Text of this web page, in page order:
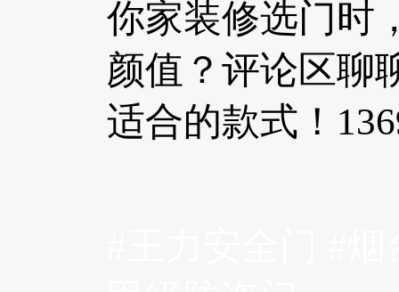
你家装修选门时
颜值？评论区聊
适合的款式！